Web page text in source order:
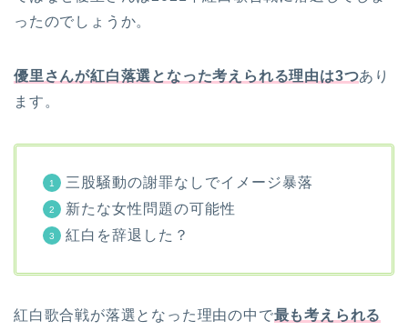
ったのでしょうか。
優里さんが紅白落選となった考えられる理由は3つあり
ます。
三股騒動の謝罪なしでイメージ暴落
新たな女性問題の可能性
紅白を辞退した？
紅白歌合戦が落選となった理由の中で最も考えられる